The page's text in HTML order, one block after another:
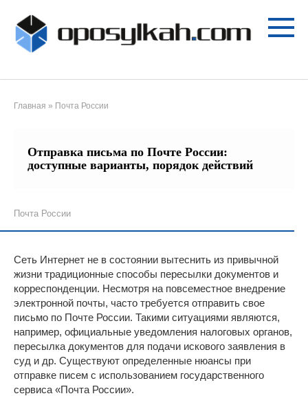
контенту
Главная » Почта России
Отправка письма по Почте России:
доступные варианты, порядок действий
Почта России
Сеть Интернет не в состоянии вытеснить из привычной
жизни традиционные способы пересылки документов и
корреспонденции. Несмотря на повсеместное внедрение
электронной почты, часто требуется отправить свое
письмо по Почте России. Такими ситуациями являются,
например, официальные уведомления налоговых органов,
пересылка документов для подачи искового заявления в
суд и др. Существуют определенные нюансы при
отправке писем с использованием государственного
сервиса «Почта России».